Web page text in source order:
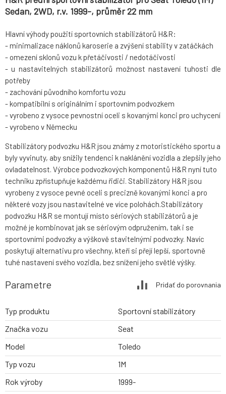
Sedan, 2WD, r.v. 1999-, průměr 22 mm
Hlavní výhody použití sportovních stabilizátorů H&R:
- minimalizace náklonů karoserie a zvýšení stability v zatáčkách
- omezení sklonů vozu k přetáčivosti / nedotáčivosti
- u nastavitelných stabilizátorů možnost nastavení tuhosti dle
potřeby
- zachování původního komfortu vozu
- kompatibilní s originálním i sportovním podvozkem
- vyrobeno z vysoce pevnostní oceli s kovanými konci pro uchycení
- vyrobeno v Německu
Stabilizátory podvozku H&R jsou známy z motoristického sportu a
byly vyvinuty, aby snížily tendenci k naklánění vozidla a zlepšily jeho
ovladatelnost. Výrobce podvozkových komponentů H&R nyní tuto
techniku zpřístupňuje každému řidiči. Stabilizátory H&R jsou
vyrobeny z vysoce pevné oceli s precizně kovanými konci a pro
některé vozy jsou nastavitelné ve více polohách.Stabilizátory
podvozku H&R se montují místo sériových stabilizátorů a je
možné je kombinovat jak se sériovým odpružením, tak i se
sportovními podvozky a výškově stavitelnými podvozky. Navíc
poskytují alternativu pro všechny, kteří si přejí lepší, sportovně
tuhé nastavení svého vozidla, bez snížení jeho světlé výšky.
Parametre Pridať do porovnania
Typ produktu
Sportovní stabilizátory
Značka vozu
Seat
Model
Toledo
Typ vozu
1M
Rok výroby
1999-